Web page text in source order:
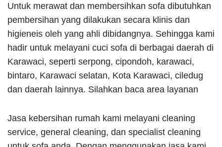
Untuk merawat dan membersihkan sofa dibutuhkan
pembersihan yang dilakukan secara klinis dan
higieneis oleh yang ahli dibidangnya. Sehingga kami
hadir untuk melayani cuci sofa di berbagai daerah di
Karawaci, seperti serpong, cipondoh, karawaci,
bintaro, Karawaci selatan, Kota Karawaci, ciledug
dan daerah lainnya. Silahkan baca area layanan
Jasa kebersihan rumah kami melayani cleaning
service, general cleaning, dan specialist cleaning